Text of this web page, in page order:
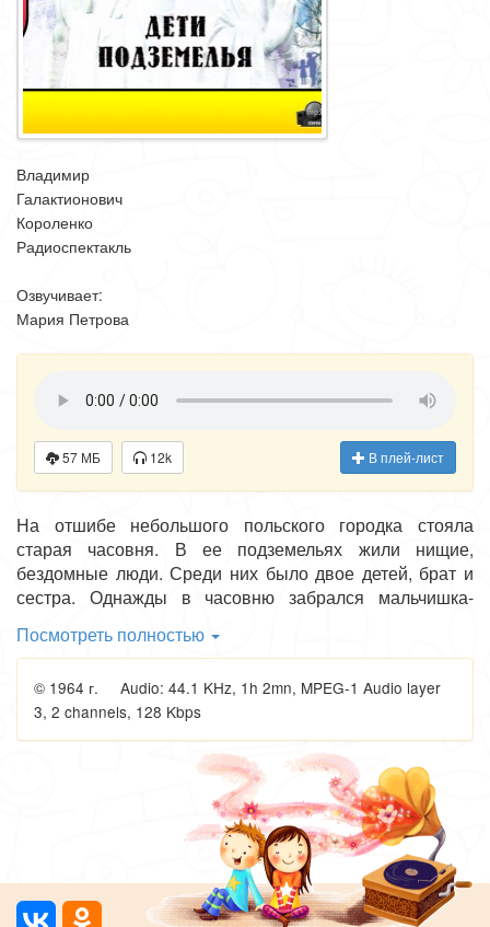
Владимир
Галактионович
Короленко
Радиоспектакль
Озвучивает:
Мария Петрова
57 МБ 12k В плей-лист
На отшибе небольшого польского городка стояла
старая часовня. В ее подземельях жили нищие,
бездомные люди. Среди них было двое детей, брат и
сестра. Однажды в часовню забрался мальчишка-
подружились, несмотря на то, что взрослые запрещали
мальчику ходить к часовне, подозревая, что там живут
воры, которые могут дурно на него повлиять. Но
случилось так, что благодаря детям из подземелья
мальчик научился по-настоящему ценить дружбу,
заботу, отзывчивость. Повесть известного русского
писателя В. Г. Короленко (1853-1921) затрагивает
вечные темы дружбы, любви, добра, заставляет
сопереживать, сочувствовать, юным героям, их
нелёгкой жизни, полной лишений.
Посмотреть полностью
© 1964 г. Audio: 44.1 KHz, 1h 2mn, MPEG-1 Audio layer
3, 2 channels, 128 Kbps